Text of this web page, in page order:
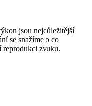
jsou nejdůležitější
se snažíme o co
reprodukci zvuku.